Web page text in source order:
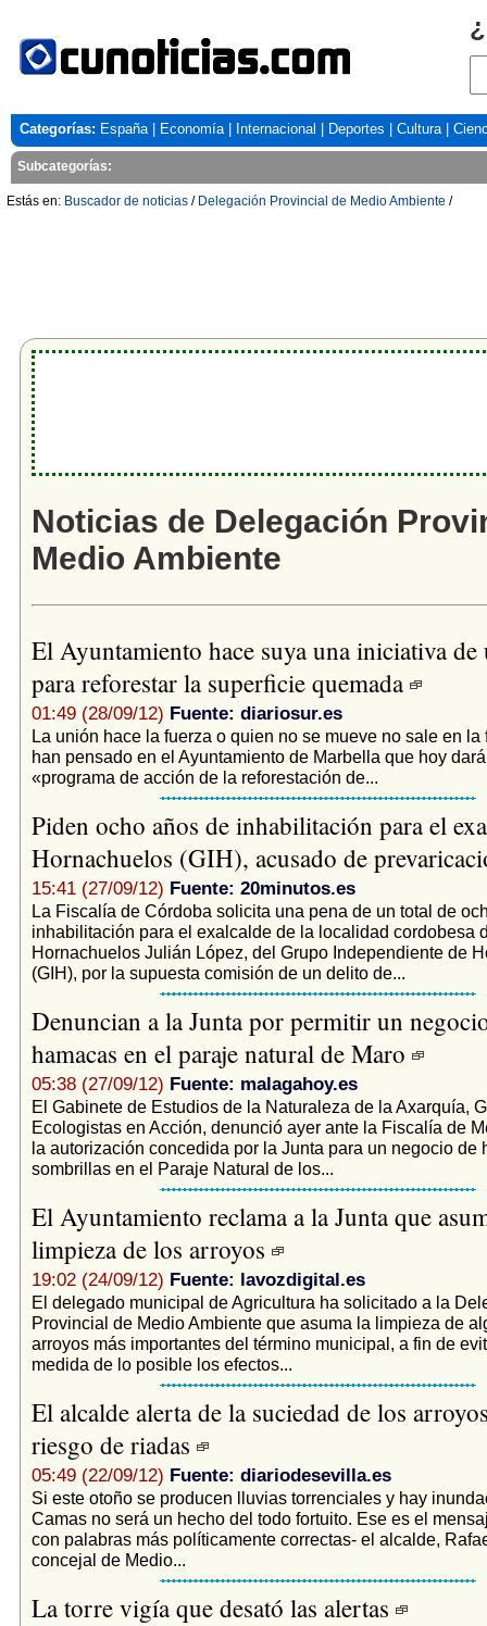
Categorías: España| Economía| Internacional Deportes Cultura|
Subcategorías:
Estás en: Buscador de noticias / Delegación Provincial de Medio Ambiente /
Noticias de Delegación
Medio Ambiente
El Ayuntamiento hace suya una iniciativa
para reforestar la superficie quemada
01:49 (28/09/12) Fuente: diariosur.es
La unión hace la fuerza o quien no se mueve no sale en la
han pensado en el Ayuntamiento de Marbella que hoy
«programa de acción de la reforestación de...
Piden ocho años de inhabilitación para el
Hornachuelos (GIH), acusado de
15:41 (27/09/12) Fuente: 20minutos.es
La Fiscalía de Córdoba solicita una pena de un total de
inhabilitación para el exalcalde de la localidad cordobesa
Hornachuelos Julián López, del Grupo Independiente de
(GIH), por la supuesta comisión de un delito de...
Denuncian a la Junta por permitir un
hamacas en el paraje natural de Maro
05:38 (27/09/12) Fuente: malagahoy.es
El Gabinete de Estudios de la Naturaleza de la Axarquía,
Ecologistas en Acción, denunció ayer ante la Fiscalía de
la autorización concedida por la Junta para un negocio de
sombrillas en el Paraje Natural de los...
El Ayuntamiento reclama a la Junta que
limpieza de los arroyos
19:02 (24/09/12) Fuente: lavozdigital.es
El delegado municipal de Agricultura ha solicitado a la
Provincial de Medio Ambiente que asuma la limpieza de
arroyos más importantes del término municipal, a fin de
medida de lo posible los efectos...
El alcalde alerta de la suciedad de los
riesgo de riadas
05:49 (22/09/12) Fuente: diariodesevilla.es
Si este otoño se producen lluvias torrenciales y hay
Camas no será un hecho del todo fortuito. Ese es el
con palabras más políticamente correctas- el alcalde,
concejal de Medio...
La torre vigía que desató las alertas